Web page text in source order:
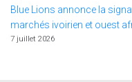
Blue Lions annonce la
marchés ivoirien et ouest
7 juillet 2026